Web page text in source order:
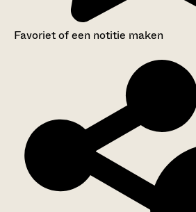
Favoriet of een notitie maken